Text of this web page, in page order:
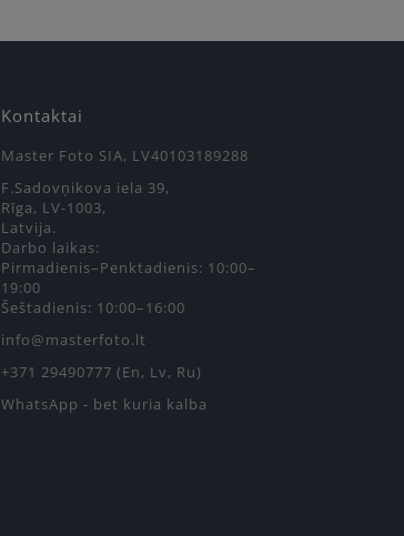
Kontaktai
Master Foto SIA, LV40103189288
F.Sadovņikova iela 39,
Rīga, LV-1003,
Latvija.
Darbo laikas:
Pirmadienis–Penktadienis: 10:00–
19:00
Šeštadienis: 10:00–16:00
info@masterfoto.lt
+371 29490777 (En, Lv, Ru)
WhatsApp - bet kuria kalba